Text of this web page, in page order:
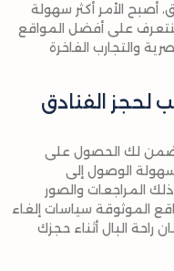
أصبح الأمر أكثر سهولة
على أفضل المواقع
والتجارب الفاخرة
لحجز الفنادق
يضمن لك الحصول على
الوصول إلى
المراجعات والصور
الموثوقة سياسات إلغاء
البال أثناء حجزك